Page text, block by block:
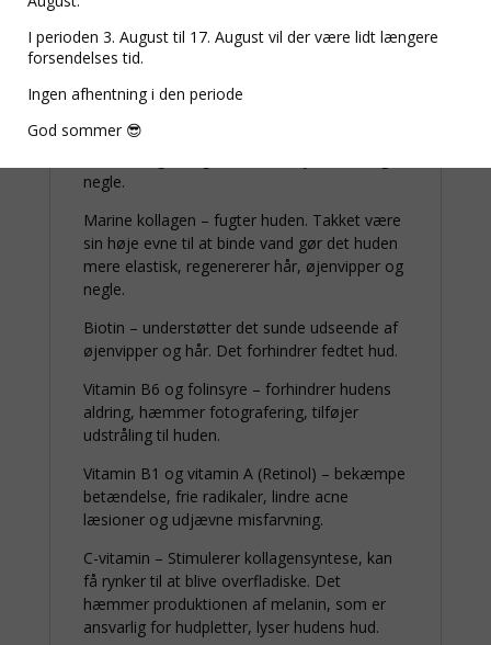
Vitamin B5 – reducerer antallet af
rynker. Forbedrer hår- og øjenvippevækst.
Vitamin B2 – reducerer hudlæsioner og
negle.
Marine kollagen – fugter huden. Takket være
sin høje evne til at binde vand gør det huden
mere elastisk, regenererer hår, øjenvipper og
negle.
Biotin – understøtter det sunde udseende af
øjenvipper og hår. Det forhindrer fedtet hud.
Vitamin B6 og folinsyre – forhindrer hudens
aldring, hæmmer fotografering, tilføjer
udstråling til huden.
Vitamin B1 og vitamin A (Retinol) – bekæmpe
betændelse, frie radikaler, lindre acne
læsioner og udjævne misfarvning.
C-vitamin – Stimulerer kollagensyntese, kan
få rynker til at blive overfladiske. Det
hæmmer produktionen af melanin, som er
ansvarlig for hudpletter, lyser hudens hud.
I perioden 3. August til 17. August vil der være lidt længere
forsendelses tid.
Ingen afhentning i den periode
God sommer 😎